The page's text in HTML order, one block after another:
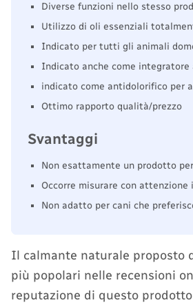
Diverse funzioni nello stesso
Utilizzo di oli essenziali
Indicato per tutti gli animali
Indicato anche come integratore
indicato come antidolorifico per
Ottimo rapporto qualità/prezzo
Svantaggi
Non esattamente un prodotto
Occorre misurare con attenzione
Non adatto per cani che
Il calmante naturale proposto
più popolari nelle recensioni
reputazione di questo